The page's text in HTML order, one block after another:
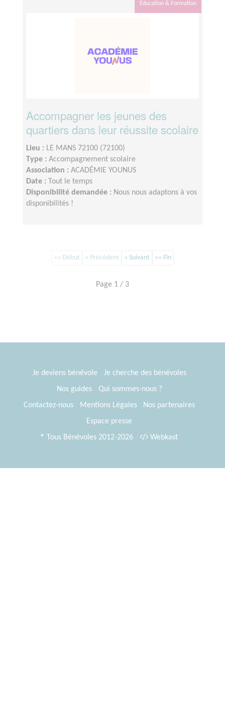
Éducation & Formation
Accompagner les jeunes des
quartiers dans leur réussite scolaire
Lieu : LE MANS 72100 (72100)
Type : Accompagnement scolaire
Association : ACADÉMIE YOUNUS
Date :
Tout le temps
Disponibilité demandée : Nous nous adaptons à vos
disponibilités !
«« Début « Précédent » Suivant »» Fin
Page 1 / 3
Je deviens bénévole
Je cherche des bénévoles
Nos guides
Qui sommes-nous ?
Contactez-nous
Mentions Légales
Nos partenaires
Espace presse
® Tous Bénévoles 2012-2026
Webkast